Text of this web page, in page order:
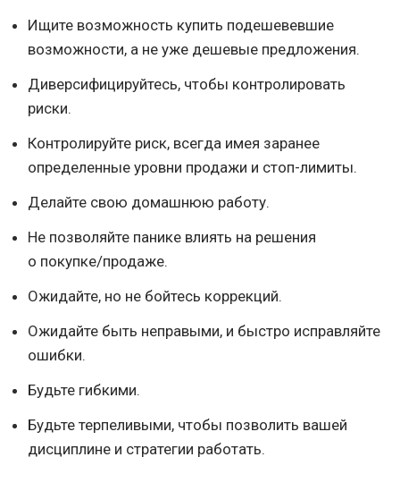
Ищите возможность купить подешевевшие
возможности, а не уже дешевые предложения.
Диверсифицируйтесь, чтобы контролировать
риски.
Контролируйте риск, всегда имея заранее
определенные уровни продажи и стоп-лимиты.
Делайте свою домашнюю работу.
Не позволяйте панике влиять на решения
о покупке/продаже.
Ожидайте, но не бойтесь коррекций.
Ожидайте быть неправыми, и быстро исправляйте
ошибки.
Будьте гибкими.
Будьте терпеливыми, чтобы позволить вашей
дисциплине и стратегии работать.